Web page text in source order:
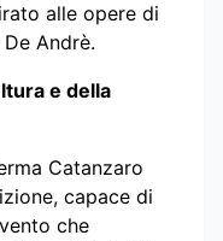
alle opere di
Andrè.
e della
Catanzaro
capace di
che